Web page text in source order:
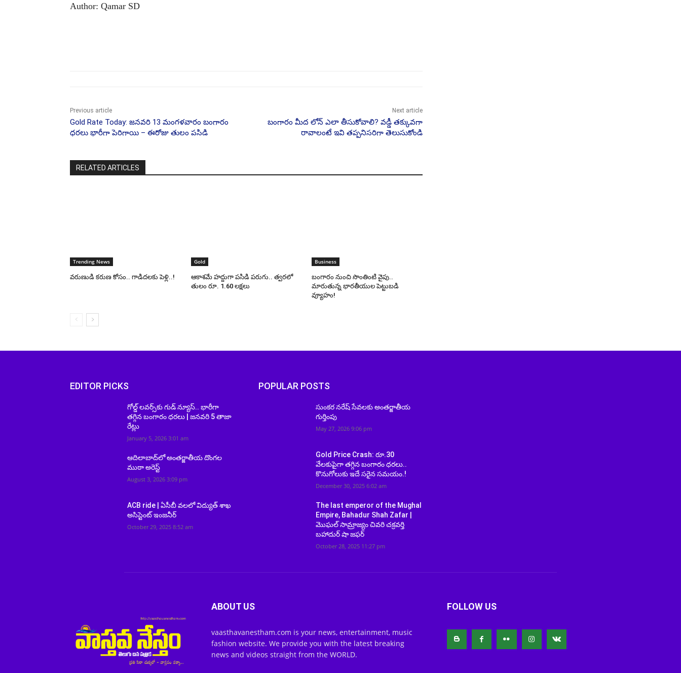
Author: Qamar SD
Previous article
Gold Rate Today: జనవరి 13 మంగళవారం బంగారం
ధరలు భారీగా పెరిగాయి – ఈరోజు తులం పసిడి
Next article
బంగారం మీద లోన్ ఎలా తీసుకోవాలి? వడ్డీ తక్కువగా
రావాలంటే ఇవి తప్పనిసరిగా తెలుసుకోండి
RELATED ARTICLES
Trending News
వరుణుడి కరుణ కోసం.. గాడిదలకు పెళ్లి..!
Gold
ఆకాశమే హద్దుగా పసిడి పరుగు.. త్వరలో
తులం రూ. 1.60 లక్షలు
Business
బంగారం నుంచి సొంతింటి వైపు..
మారుతున్న భారతీయుల పెట్టుబడి
వ్యూహం!
EDITOR PICKS
గోల్డ్ లవర్స్‌కు గుడ్ న్యూస్.. భారీగా
తగ్గిన బంగారం ధరలు | జనవరి 5 తాజా
రేట్లు
January 5, 2026 3:01 am
ఆదిలాబాద్‌లో అంతర్జాతీయ దొంగల
ముఠా అరెస్ట్
August 3, 2026 3:09 pm
ACB ride | ఏసీబీ వలలో విద్యుత్ శాఖ
అసిస్టెంట్ ఇంజనీర్
October 29, 2025 8:52 am
POPULAR POSTS
సుంకర నరేష్‌ సేవలకు అంతర్జాతీయ
గుర్తింపు
May 27, 2026 9:06 pm
Gold Price Crash: రూ.30
వేలకుపైగా తగ్గిన బంగారం ధరలు..
కొనుగోలుకు ఇదే సరైన సమయం.!
December 30, 2025 6:02 am
The last emperor of the Mughal
Empire, Bahadur Shah Zafar |
మొఘల్ సామ్రాజ్యం చివరి చక్రవర్తి
బహాదుర్ షా జఫర్
October 28, 2025 11:27 pm
ABOUT US
vaasthavanestham.com is your news, entertainment, music
fashion website. We provide you with the latest breaking
news and videos straight from the WORLD.
FOLLOW US